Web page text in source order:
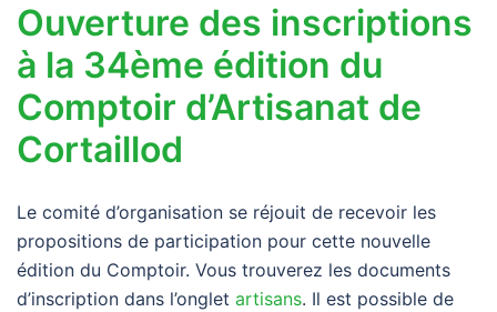
Ouverture des inscriptions
à la 34ème édition du
Comptoir d’Artisanat de
Cortaillod
Le comité d’organisation se réjouit de recevoir les
propositions de participation pour cette nouvelle
édition du Comptoir. Vous trouverez les documents
d’inscription dans l’onglet artisans. Il est possible de